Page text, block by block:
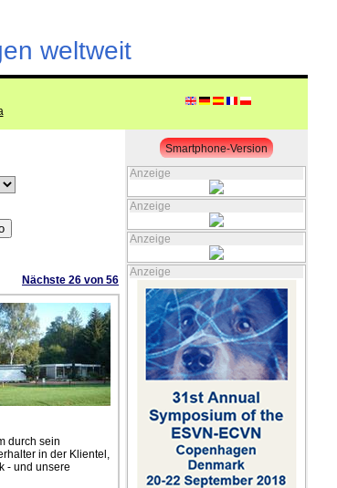
weltweit
Smartphone-Version
Anzeige
Anzeige
Anzeige
Anzeige
Nächste 26 von 56
durch sein
in der Klientel,
- und unsere